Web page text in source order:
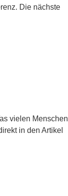
Die nächste
vielen Menschen
in den Artikel